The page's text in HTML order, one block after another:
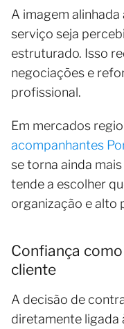
A imagem
serviço seja
estruturado. Isso
negociações e
profissional.
Em mercados
acompanhantes
se torna ainda
tende a escolher
organização e alto
Confiança
cliente
A decisão de
diretamente ligada